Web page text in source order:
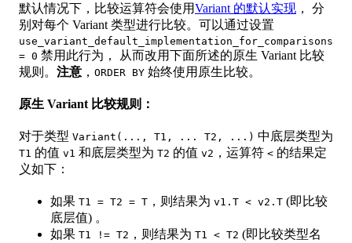
默认情况下，比较运算符会使用Variant 的默认实现 ， 分
别对每个 Variant 类型进行比较。可以通过设置
use_variant_default_implementation_for_comparisons
= 0 禁用此行为， 从而改用下面所述的原生 Variant 比较
规则。 注意 ， ORDER BY 始终使用原生比较。
原生 Variant 比较规则：
对于类型 Variant(..., T1, ... T2, ...) 中底层类型为
T1 的值 v1 和底层类型为 T2 的值 v2 ，运算符 < 的结果定
义如下：
如果 T1 = T2 = T ，则结果为 v1.T < v2.T (即比较
底层值) 。
如果 T1 != T2 ，则结果为 T1 < T2 (即比较类型名